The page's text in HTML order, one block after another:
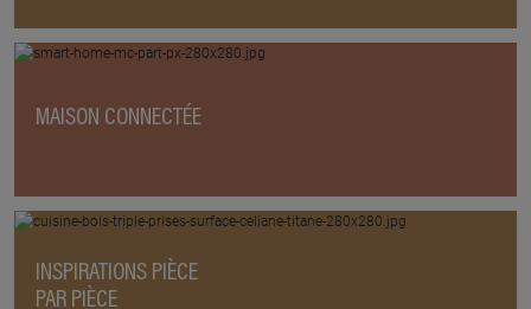
MAISON CONNECTÉE
INSPIRATIONS PIÈCE
PAR PIÈCE